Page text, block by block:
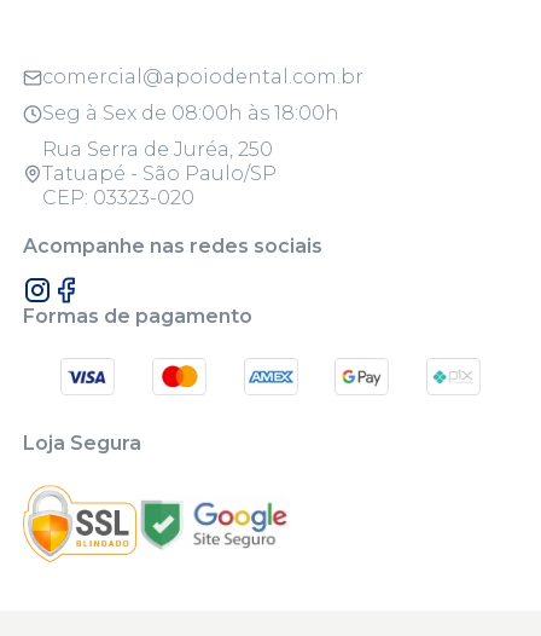
comercial@apoiodental.com.br
Seg à Sex de 08:00h às 18:00h
Rua Serra de Juréa, 250
Tatuapé - São Paulo/SP
CEP: 03323-020
Acompanhe nas redes sociais
Formas de pagamento
Loja Segura